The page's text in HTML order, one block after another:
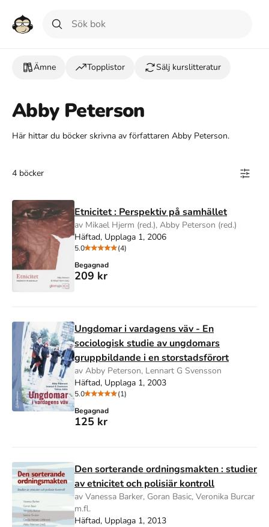
Ämne Topplistor Sälj kurslitteratur
Abby Peterson
Här hittar du böcker skrivna av författaren Abby Peterson.
4 böcker
Etnicitet : Perspektiv på samhället
av Mikael Hjerm (red.), Abby Peterson (red.)
Häftad, Upplaga 1, 2006
5.0
(4)
Begagnad
209 kr
Ungdomar i vardagens väv - En
sociologisk studie av ungdomars
gruppbildande i en storstadsförort
av Abby Peterson, Lennart G Svensson
Häftad, Upplaga 1, 2003
5.0
(1)
Begagnad
125 kr
Den sorterande ordningsmakten : studier
av etnicitet och polisiär kontroll
av Vanessa Barker, Goran Basic, Veronika Burcar
m.fl.
Häftad, Upplaga 1, 2013